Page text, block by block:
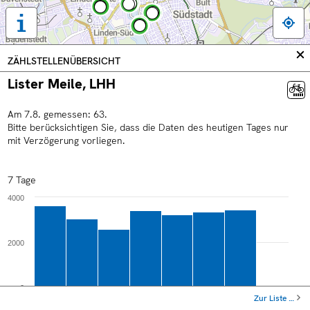
Tastaturbedienung,
Legende
und
weitere
Informationen
anzeigen
ZÄHLSTELLENÜBERSICHT
Lister Meile, LHH
Am 7.8. gemessen: 63.
Bitte berücksichtigen Sie, dass die Daten des heutigen Tages nur
mit Verzögerung vorliegen.
7 Tage
Fr
0
2000
4000
Zur Liste …